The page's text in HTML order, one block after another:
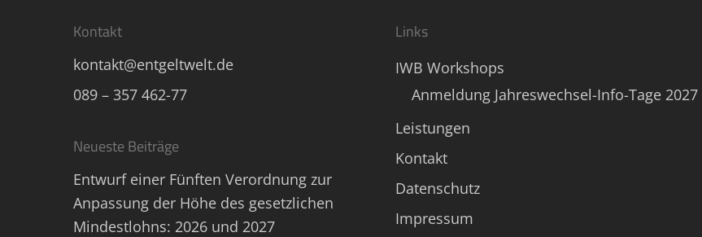
Kontakt
kontakt@entgeltwelt.de
089 – 357 462-77
Neueste Beiträge
Entwurf einer Fünften Verordnung zur
Anpassung der Höhe des gesetzlichen
Mindestlohns: 2026 und 2027
Links
IWB Workshops
Anmeldung Jahreswechsel-Info-Tage 2027
Leistungen
Kontakt
Datenschutz
Impressum